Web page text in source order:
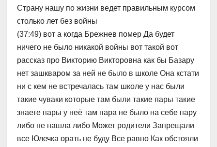
Страну нашу по жизни ведет правильным курсом
столько лет без войны
(37:49) вот а когда Брежнев помер Да будет
ничего не было никакой войны вот такой вот
рассказ про Викторию Викторовна как бы Базару
нет зашкваром за ней не было в школе Она кстати
ни с кем не встречалась там школе у нас были
такие чуваки которые там были такие пары такие
знаете пары у неё там пара не было на себе пару
либо не нашла либо Может родители Запрещали
все Юлечка орать не буду Все равно Как обстояли